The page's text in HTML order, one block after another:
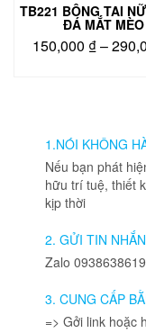
TB221 BÔNG TAI
ĐÁ MẮT MÈO
150,000 ₫–
nhiều
biến
thể.
Các
chọn
có
thể
được
chọn
trên
1.NÓI KHÔNG
Nếu bạn phát
hữu trí tuệ, thiết
kịp thời
2. GỬI TIN NHẮN
Zalo
3. CUNG CẤP
=> Gởi link hoặc